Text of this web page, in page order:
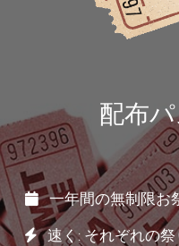
配布
一年間の無制限お
速く: それぞれの祭